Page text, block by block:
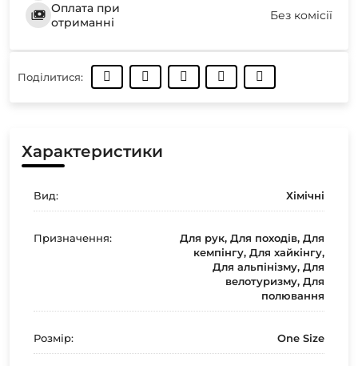
Оплата при
отриманні
Без комісії
Поділитися:
Характеристики
Вид: Хімічні
Призначення:
Для рук, Для походів, Для
кемпінгу, Для хайкінгу,
Для альпінізму, Для
велотуризму, Для
полювання
Розмір: One Size